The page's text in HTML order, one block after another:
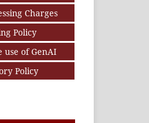
Charges
Policy
use of GenAI
Policy